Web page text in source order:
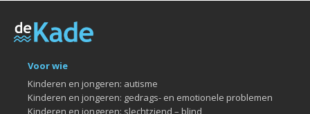
Voor wie
Kinderen en jongeren: autisme
Kinderen en jongeren: gedrags- en emotionele problemen
Kinderen en jongeren: slechtziend – blind